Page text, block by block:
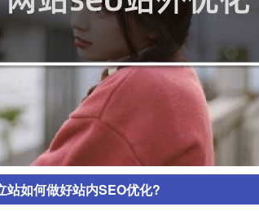
站如何做好站内SEO优化?